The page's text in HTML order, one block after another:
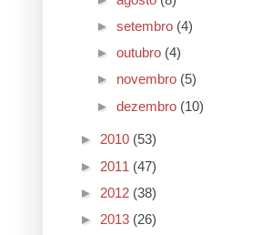
► setembro (4)
► outubro (4)
► novembro (5)
► dezembro (10)
► 2010 (53)
► 2011 (47)
► 2012 (38)
► 2013 (26)